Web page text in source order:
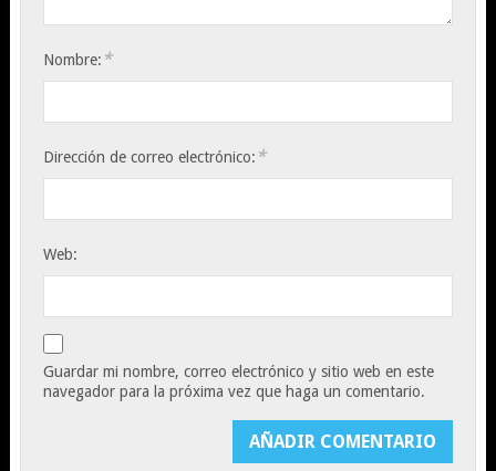
Nombre: *
Dirección de correo electrónico: *
Web:
Guardar mi nombre, correo electrónico y sitio web en este
navegador para la próxima vez que haga un comentario.